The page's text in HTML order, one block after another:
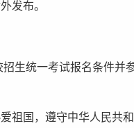
发布。
统一考试报名条件并
国，遵守中华人民共和